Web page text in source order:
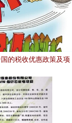
的税收优惠政策及项